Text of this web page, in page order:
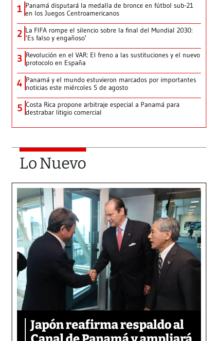
1 Panamá disputará la medalla de bronce en fútbol sub-21
en los Juegos Centroamericanos
2 La FIFA rompe el silencio sobre la final del Mundial 2030:
‘Es falso y engañoso’
3 Revolución en el VAR: El freno a las sustituciones y el nuevo
protocolo en España
4 Panamá y el mundo estuvieron marcados por importantes
noticias este miércoles 5 de agosto
5 Costa Rica propone arbitraje especial a Panamá para
destrabar litigio comercial
Lo Nuevo
Japón reafirma respaldo al